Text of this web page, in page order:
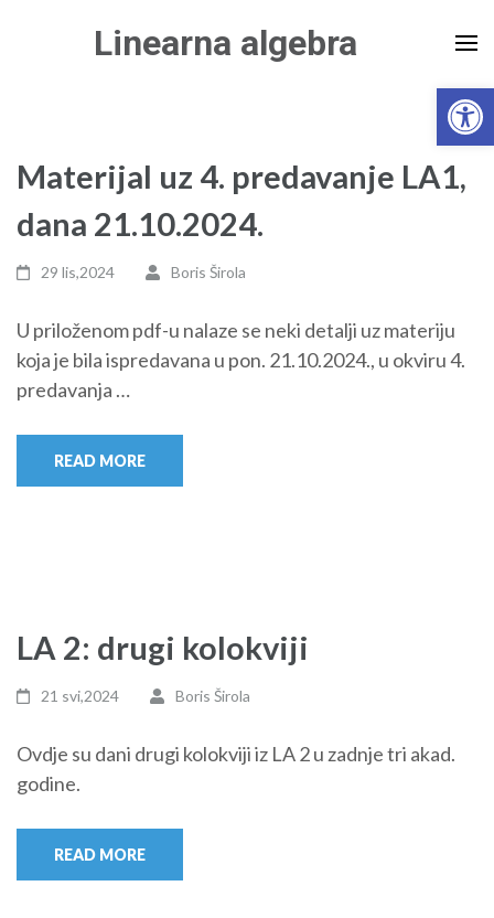
Linearna algebra
Materijal uz 4. predavanje LA1,
dana 21.10.2024.
29 lis,2024 Boris Širola
U priloženom pdf-u nalaze se neki detalji uz materiju
koja je bila ispredavana u pon. 21.10.2024., u okviru 4.
predavanja …
READ MORE
LA 2: drugi kolokviji
21 svi,2024 Boris Širola
Ovdje su dani drugi kolokviji iz LA 2 u zadnje tri akad.
godine.
READ MORE